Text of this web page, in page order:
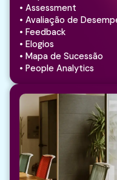
• Assessment
• Avaliação de
• Feedback
• Elogios
• Mapa de Sucessão
• People Analytics